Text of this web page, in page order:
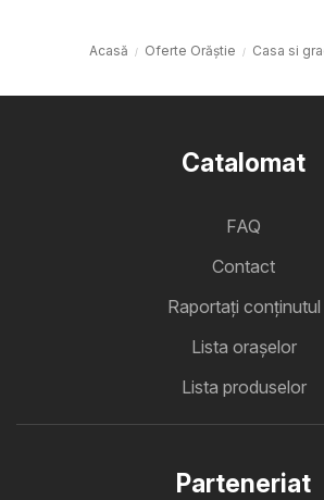
Acasă Oferte Orăştie Casa si
Catalomat
FAQ
Contact
Raportați conținutul
Lista oraşelor
Lista produselor
Parteneriat